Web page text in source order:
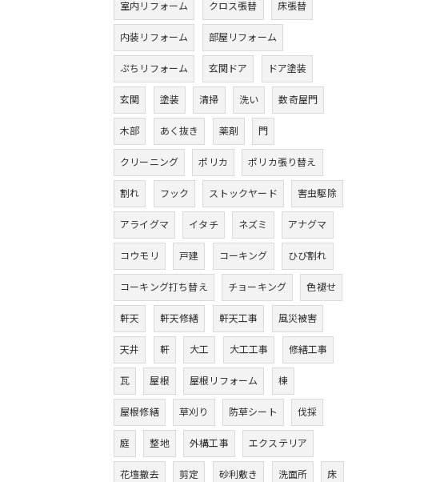
室内リフォーム クロス張替 床張替
内装リフォーム 部屋リフォーム
ぷちリフォーム 玄関ドア ドア塗装
玄関 塗装 清掃 洗い 数奇屋門
木部 あく抜き 薬剤 門
クリーニング ポリカ ポリカ張り替え
割れ フック ストックヤード 害虫駆除
アライグマ イタチ ネズミ アナグマ
コウモリ 戸建 コーキング ひび割れ
コーキング打ち替え チョーキング 色褪せ
軒天 軒天修繕 軒天工事 風災被害
天井 軒 大工 大工工事 修繕工事
瓦 屋根 屋根リフォーム 棟
屋根修繕 草刈り 防草シート 伐採
庭 整地 外構工事 エクステリア
花壇撤去 剪定 砂利敷き 洗面所 床